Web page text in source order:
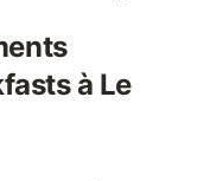
à Le